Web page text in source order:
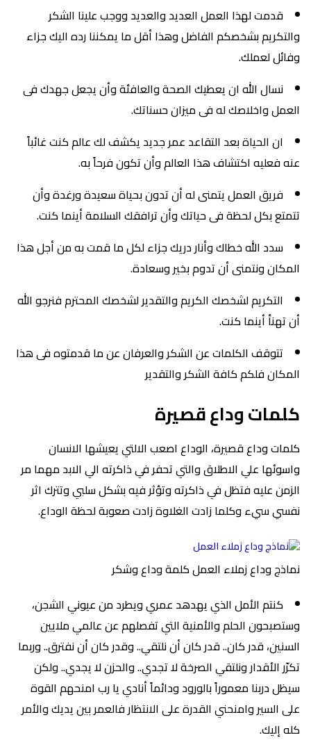
قدمت لهذا العمل العديد والعديد ووجب علينا الشكر
والتكريم بشخصكم الفاضل وهذا أقل ما يمكننا رده اليك جزاء
وفائل لعملك.
نسال الله ان يعطيك الصحة والعافئة وأن يجعل جهدك فى
العمل واخلاصك له فى ميزان حسناتك.
ان الحياة بعد التقاعد عمر جديد يكشف لك عالم كنت غائباً
عنه فعليه اكتشاف هذا العالم وأن تكون فرحاً به.
فريق العمل يتمنى له أن تدون بحياة سعيدة ورغدة وأن
تتمتع بكل لحظة فى حياتك وأن ترافقك السلامة أينما كنت.
سدد الله خطاك وأنار دريك جزاء لكل ما قمت به من أجل هذا
المكان ونتمنى أن تدوم بخير وسعادة.
التكريم لشخصك الكريم والتقدير لشخصك المحترم فنرجو الله
أن تهنأ أينما كنت.
تتوقف الكلمات عن الشكر والعرفان عن ما قدمتوه فى هذا
المكان فلكم كافة الشكر والتقدير
كلمات وداع قصيرة
كلمات وداع قصيرة، الوداع اصعب الالتي يعيشها الانسان
واسوئها علي الاطلاق والتي تحفر في ذاكرته الي الابد مهما مر
الزمن عليه فتظل في ذاكرته وتؤثر فيه بشكل سلبي وتترك اثر
نفسي سيء وكلما زادت الغلاوة زادت صعوبة لحظة الوداع.
نماذج وداع زملاء العمل كلمة وداع وشكر
كنتم الأمل الذي يهدهد عمري ويطرد من عيوني الشجن،
وستصبحون الحلم والأمنية التي تفصلهم عن عالمي ملايين
السنين، قدر كان.. قدر كان أن نلتقي.. وقدر كان أن نفترق.. وربما
تكرّر الأقدار ونلتقي الصرخة لا تجدي.. والحزن لا يجدي.. ولكن
سيظل دربنا معموراً بالورود ودائماً أنادي يا رب امنحهم القوة
على السير وامنحني القدرة على الانتظار فالعمر بين يديك والأمر
كله إليك.